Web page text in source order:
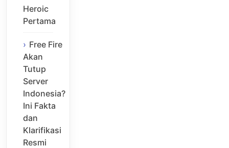
Heroic
Pertama
Free Fire
Akan
Tutup
Server
Indonesia?
Ini Fakta
dan
Klarifikasi
Resmi